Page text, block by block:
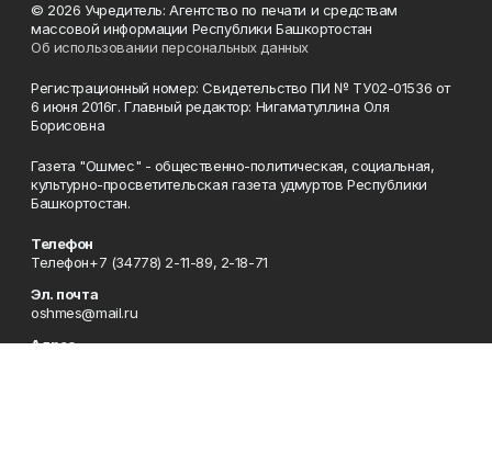
© 2026 Учредитель: Агентство по печати и средствам
массовой информации Республики Башкортостан
Об использовании персональных данных
Регистрационный номер: Свидетельство ПИ № ТУ02-01536 от
6 июня 2016г. Главный редактор: Нигаматуллина Оля
Борисовна
Газета "Ошмес" - общественно-политическая, социальная,
культурно-просветительская газета удмуртов Республики
Башкортостан.
Телефон
Телефон+7 (34778) 2-11-89, 2-18-71
Эл. почта
oshmes@mail.ru
Адрес